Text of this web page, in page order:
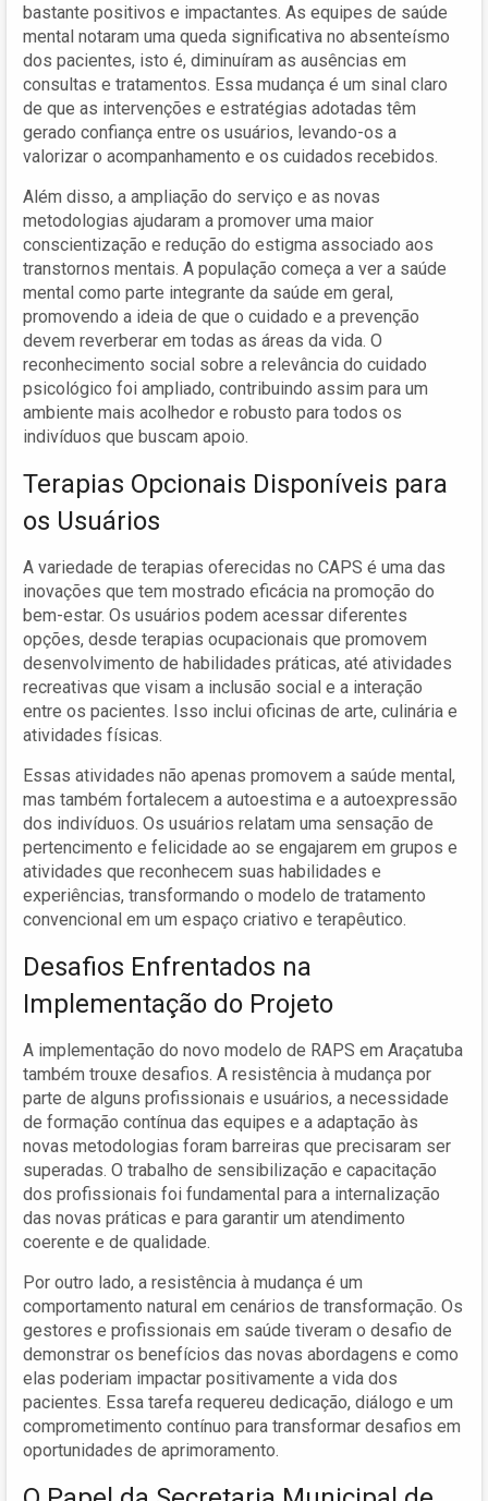
bastante positivos e impactantes. As equipes de saúde
mental notaram uma queda significativa no absenteísmo
dos pacientes, isto é, diminuíram as ausências em
consultas e tratamentos. Essa mudança é um sinal claro
de que as intervenções e estratégias adotadas têm
gerado confiança entre os usuários, levando-os a
valorizar o acompanhamento e os cuidados recebidos.
Além disso, a ampliação do serviço e as novas
metodologias ajudaram a promover uma maior
conscientização e redução do estigma associado aos
transtornos mentais. A população começa a ver a saúde
mental como parte integrante da saúde em geral,
promovendo a ideia de que o cuidado e a prevenção
devem reverberar em todas as áreas da vida. O
reconhecimento social sobre a relevância do cuidado
psicológico foi ampliado, contribuindo assim para um
ambiente mais acolhedor e robusto para todos os
indivíduos que buscam apoio.
Terapias Opcionais Disponíveis para
os Usuários
A variedade de terapias oferecidas no CAPS é uma das
inovações que tem mostrado eficácia na promoção do
bem-estar. Os usuários podem acessar diferentes
opções, desde terapias ocupacionais que promovem
desenvolvimento de habilidades práticas, até atividades
recreativas que visam a inclusão social e a interação
entre os pacientes. Isso inclui oficinas de arte, culinária e
atividades físicas.
Essas atividades não apenas promovem a saúde mental,
mas também fortalecem a autoestima e a autoexpressão
dos indivíduos. Os usuários relatam uma sensação de
pertencimento e felicidade ao se engajarem em grupos e
atividades que reconhecem suas habilidades e
experiências, transformando o modelo de tratamento
convencional em um espaço criativo e terapêutico.
Desafios Enfrentados na
Implementação do Projeto
A implementação do novo modelo de RAPS em Araçatuba
também trouxe desafios. A resistência à mudança por
parte de alguns profissionais e usuários, a necessidade
de formação contínua das equipes e a adaptação às
novas metodologias foram barreiras que precisaram ser
superadas. O trabalho de sensibilização e capacitação
dos profissionais foi fundamental para a internalização
das novas práticas e para garantir um atendimento
coerente e de qualidade.
Por outro lado, a resistência à mudança é um
comportamento natural em cenários de transformação. Os
gestores e profissionais em saúde tiveram o desafio de
demonstrar os benefícios das novas abordagens e como
elas poderiam impactar positivamente a vida dos
pacientes. Essa tarefa requereu dedicação, diálogo e um
comprometimento contínuo para transformar desafios em
oportunidades de aprimoramento.